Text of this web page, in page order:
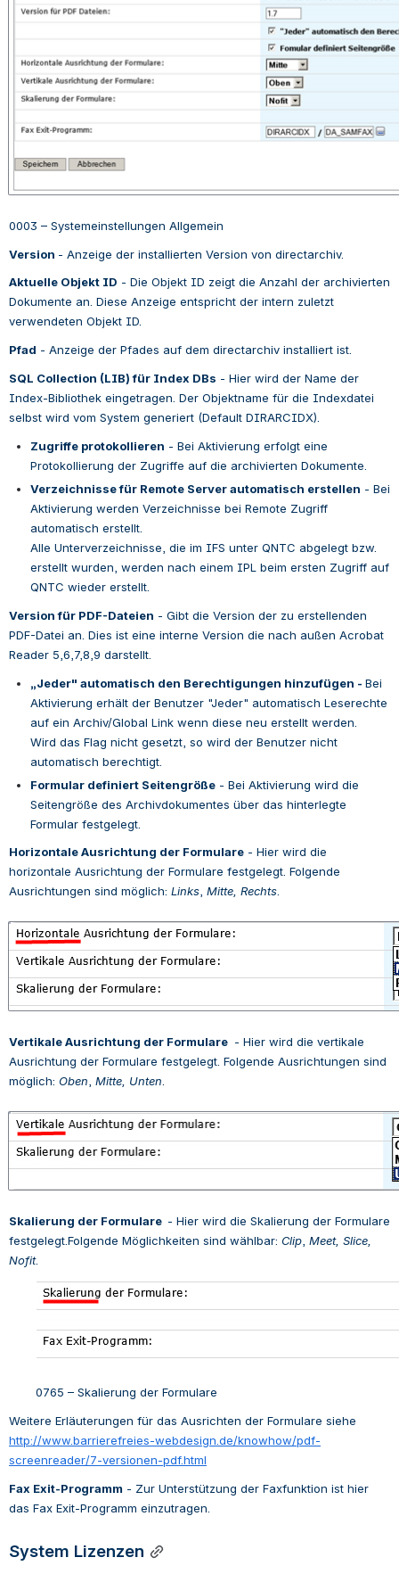
0003 – Systemeinstellungen Allgemein
Version - Anzeige der installierten Version von directarchiv.
Aktuelle Objekt ID - Die Objekt ID zeigt die Anzahl der archivierten
Dokumente an. Diese Anzeige entspricht der intern zuletzt
verwendeten Objekt ID.
Pfad - Anzeige der Pfades auf dem directarchiv installiert ist.
SQL Collection (LIB) für Index DBs - Hier wird der Name der
Index-Bibliothek eingetragen. Der Objektname für die Indexdatei
selbst wird vom System generiert (Default DIRARCIDX).
Zugriffe protokollieren - Bei Aktivierung erfolgt eine
Protokollierung der Zugriffe auf die archivierten Dokumente.
Verzeichnisse für Remote Server automatisch erstellen - Bei
Aktivierung werden Verzeichnisse bei Remote Zugriff
automatisch erstellt.
Alle Unterverzeichnisse, die im IFS unter QNTC abgelegt bzw.
erstellt wurden, werden nach einem IPL beim ersten Zugriff auf
QNTC wieder erstellt.
Version für PDF-Dateien - Gibt die Version der zu erstellenden
PDF-Datei an. Dies ist eine interne Version die nach außen Acrobat
Reader 5,6,7,8,9 darstellt.
„Jeder" automatisch den Berechtigungen hinzufügen - Bei
Aktivierung erhält der Benutzer "Jeder" automatisch Leserechte
auf ein Archiv/Global Link wenn diese neu erstellt werden.
Wird das Flag nicht gesetzt, so wird der Benutzer nicht
automatisch berechtigt.
Formular definiert Seitengröße - Bei Aktivierung wird die
Seitengröße des Archivdokumentes über das hinterlegte
Formular festgelegt.
Horizontale Ausrichtung der Formulare - Hier wird die
horizontale Ausrichtung der Formulare festgelegt. Folgende
Ausrichtungen sind möglich: Links, Mitte, Rechts.
Open
Vertikale Ausrichtung der Formulare - Hier wird die vertikale
Ausrichtung der Formulare festgelegt. Folgende Ausrichtungen sind
möglich: Oben, Mitte, Unten.
Open
Skalierung der Formulare - Hier wird die Skalierung der Formulare
festgelegt.Folgende Möglichkeiten sind wählbar: Clip Meet, Slice,
Nofit.
0765 – Skalierung der Formulare
Weitere Erläuterungen für das Ausrichten der Formulare siehe
http://www.barrierefreies-webdesign.de/knowhow/pdf-
screenreader/7-versionen-pdf.html
Fax Exit-Programm - Zur Unterstützung der Faxfunktion ist hier
das Fax Exit-Programm einzutragen.
System Lizenzen